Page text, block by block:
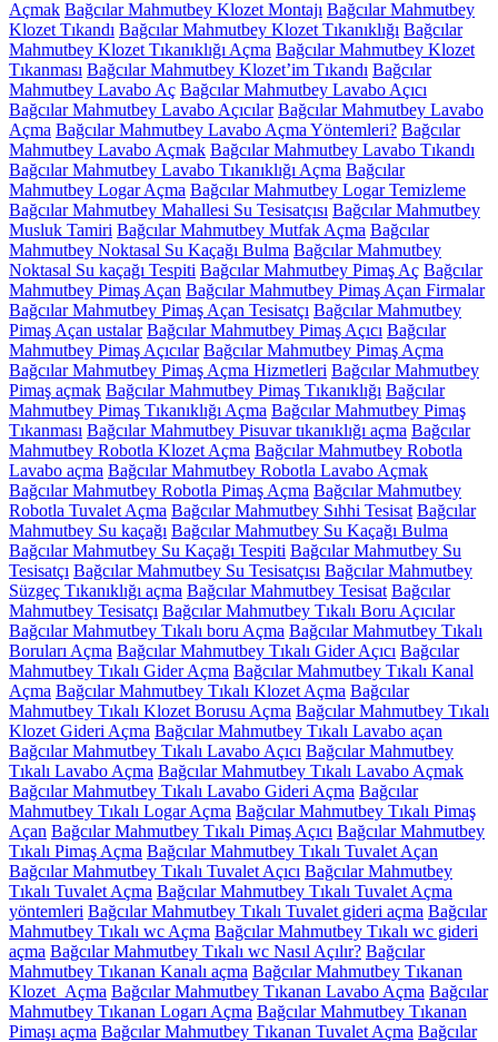
Açmak Bağcılar Mahmutbey Klozet Montajı Bağcılar Mahmutbey
Klozet Tıkandı Bağcılar Mahmutbey Klozet Tıkanıklığı Bağcılar
Mahmutbey Klozet Tıkanıklığı Açma Bağcılar Mahmutbey Klozet
Tıkanması Bağcılar Mahmutbey Klozet’im Tıkandı Bağcılar
Mahmutbey Lavabo Aç Bağcılar Mahmutbey Lavabo Açıcı
Bağcılar Mahmutbey Lavabo Açıcılar Bağcılar Mahmutbey Lavabo
Açma Bağcılar Mahmutbey Lavabo Açma Yöntemleri? Bağcılar
Mahmutbey Lavabo Açmak Bağcılar Mahmutbey Lavabo Tıkandı
Bağcılar Mahmutbey Lavabo Tıkanıklığı Açma Bağcılar
Mahmutbey Logar Açma Bağcılar Mahmutbey Logar Temizleme
Bağcılar Mahmutbey Mahallesi Su Tesisatçısı Bağcılar Mahmutbey
Musluk Tamiri Bağcılar Mahmutbey Mutfak Açma Bağcılar
Mahmutbey Noktasal Su Kaçağı Bulma Bağcılar Mahmutbey
Noktasal Su kaçağı Tespiti Bağcılar Mahmutbey Pimaş Aç Bağcılar
Mahmutbey Pimaş Açan Bağcılar Mahmutbey Pimaş Açan Firmalar
Bağcılar Mahmutbey Pimaş Açan Tesisatçı Bağcılar Mahmutbey
Pimaş Açan ustalar Bağcılar Mahmutbey Pimaş Açıcı Bağcılar
Mahmutbey Pimaş Açıcılar Bağcılar Mahmutbey Pimaş Açma
Bağcılar Mahmutbey Pimaş Açma Hizmetleri Bağcılar Mahmutbey
Pimaş açmak Bağcılar Mahmutbey Pimaş Tıkanıklığı Bağcılar
Mahmutbey Pimaş Tıkanıklığı Açma Bağcılar Mahmutbey Pimaş
Tıkanması Bağcılar Mahmutbey Pisuvar tıkanıklığı açma Bağcılar
Mahmutbey Robotla Klozet Açma Bağcılar Mahmutbey Robotla
Lavabo açma Bağcılar Mahmutbey Robotla Lavabo Açmak
Bağcılar Mahmutbey Robotla Pimaş Açma Bağcılar Mahmutbey
Robotla Tuvalet Açma Bağcılar Mahmutbey Sıhhi Tesisat Bağcılar
Mahmutbey Su kaçağı Bağcılar Mahmutbey Su Kaçağı Bulma
Bağcılar Mahmutbey Su Kaçağı Tespiti Bağcılar Mahmutbey Su
Tesisatçı Bağcılar Mahmutbey Su Tesisatçısı Bağcılar Mahmutbey
Süzgeç Tıkanıklığı açma Bağcılar Mahmutbey Tesisat Bağcılar
Mahmutbey Tesisatçı Bağcılar Mahmutbey Tıkalı Boru Açıcılar
Bağcılar Mahmutbey Tıkalı boru Açma Bağcılar Mahmutbey Tıkalı
Boruları Açma Bağcılar Mahmutbey Tıkalı Gider Açıcı Bağcılar
Mahmutbey Tıkalı Gider Açma Bağcılar Mahmutbey Tıkalı Kanal
Açma Bağcılar Mahmutbey Tıkalı Klozet Açma Bağcılar
Mahmutbey Tıkalı Klozet Borusu Açma Bağcılar Mahmutbey Tıkalı
Klozet Gideri Açma Bağcılar Mahmutbey Tıkalı Lavabo açan
Bağcılar Mahmutbey Tıkalı Lavabo Açıcı Bağcılar Mahmutbey
Tıkalı Lavabo Açma Bağcılar Mahmutbey Tıkalı Lavabo Açmak
Bağcılar Mahmutbey Tıkalı Lavabo Gideri Açma Bağcılar
Mahmutbey Tıkalı Logar Açma Bağcılar Mahmutbey Tıkalı Pimaş
Açan Bağcılar Mahmutbey Tıkalı Pimaş Açıcı Bağcılar Mahmutbey
Tıkalı Pimaş Açma Bağcılar Mahmutbey Tıkalı Tuvalet Açan
Bağcılar Mahmutbey Tıkalı Tuvalet Açıcı Bağcılar Mahmutbey
Tıkalı Tuvalet Açma Bağcılar Mahmutbey Tıkalı Tuvalet Açma
yöntemleri Bağcılar Mahmutbey Tıkalı Tuvalet gideri açma Bağcılar
Mahmutbey Tıkalı wc Açma Bağcılar Mahmutbey Tıkalı wc gideri
açma Bağcılar Mahmutbey Tıkalı wc Nasıl Açılır? Bağcılar
Mahmutbey Tıkanan Kanalı açma Bağcılar Mahmutbey Tıkanan
Klozet Açma Bağcılar Mahmutbey Tıkanan Lavabo Açma Bağcılar
Mahmutbey Tıkanan Logarı Açma Bağcılar Mahmutbey Tıkanan
Pimaşı açma Bağcılar Mahmutbey Tıkanan Tuvalet Açma Bağcılar